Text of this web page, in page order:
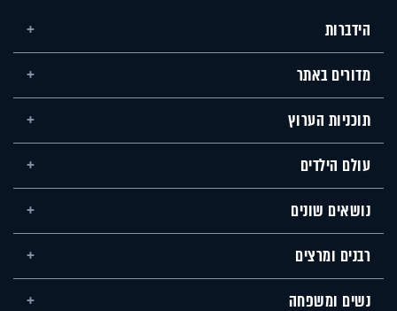
הידברות
מדורים באתר
תוכניות הערוץ
עולם הילדים
נושאים שונים
רבנים ומרצים
נשים ומשפחה